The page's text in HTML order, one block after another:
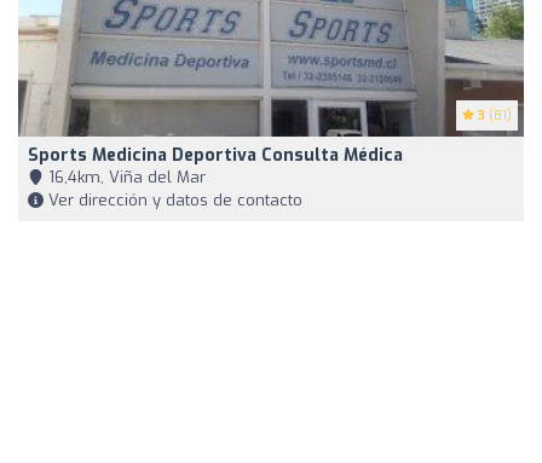
3 (81)
Sports Medicina Deportiva Consulta Médica
16,4km, Viña del Mar
Ver dirección y datos de contacto